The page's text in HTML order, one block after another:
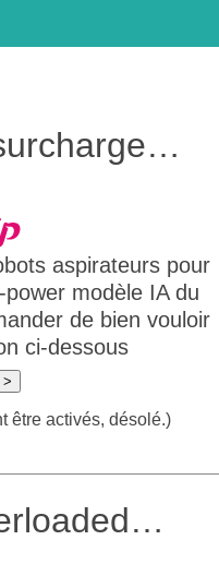
aspirateurs pour
modèle IA du
de bien vouloir
ci-dessous
>
être activés, désolé.)